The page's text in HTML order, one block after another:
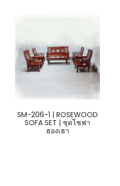
SM-206-1 | ROSEWOOD
SOFA SET | ชุดโซฟา
ฮองเฮา